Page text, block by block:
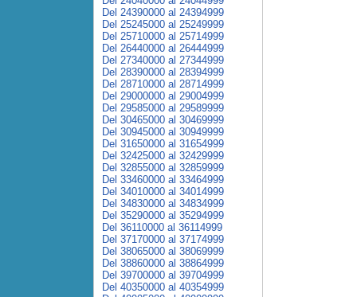
Del 24390000 al 24394999
Del 25245000 al 25249999
Del 25710000 al 25714999
Del 26440000 al 26444999
Del 27340000 al 27344999
Del 28390000 al 28394999
Del 28710000 al 28714999
Del 29000000 al 29004999
Del 29585000 al 29589999
Del 30465000 al 30469999
Del 30945000 al 30949999
Del 31650000 al 31654999
Del 32425000 al 32429999
Del 32855000 al 32859999
Del 33460000 al 33464999
Del 34010000 al 34014999
Del 34830000 al 34834999
Del 35290000 al 35294999
Del 36110000 al 36114999
Del 37170000 al 37174999
Del 38065000 al 38069999
Del 38860000 al 38864999
Del 39700000 al 39704999
Del 40350000 al 40354999